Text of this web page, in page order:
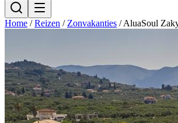
Home /Reizen / Zonvakanties /AluaSoul